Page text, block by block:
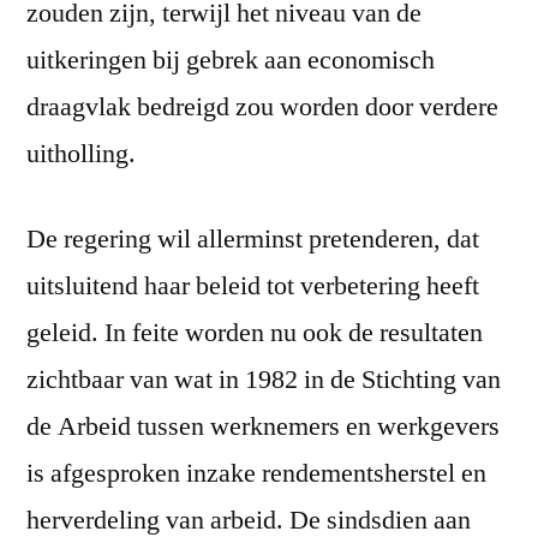
zouden zijn, terwijl het niveau van de
uitkeringen bij gebrek aan economisch
draagvlak bedreigd zou worden door verdere
uitholling.
De regering wil allerminst pretenderen, dat
uitsluitend haar beleid tot verbetering heeft
geleid. In feite worden nu ook de resultaten
zichtbaar van wat in 1982 in de Stichting van
de Arbeid tussen werknemers en werkgevers
is afgesproken inzake rendementsherstel en
herverdeling van arbeid. De sindsdien aan